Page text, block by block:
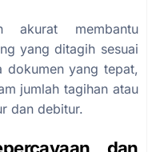
akurat membantu
yang ditagih sesuai
dokumen yang tepat,
jumlah tagihan atau
dan debitur.